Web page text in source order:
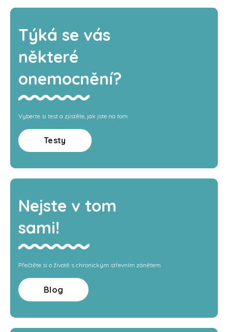
Týká se vás
některé
onemocnění?
Vyberte si test a zjistěte, jak jste na tom
Testy
Nejste v tom
sami!
Přečtěte si o životě s chronickým střevním zánětem
Blog